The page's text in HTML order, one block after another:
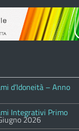
d’Idoneità – Anno
Integrativi Primo
2026